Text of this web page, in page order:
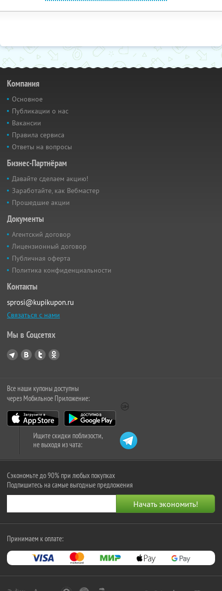
Компания
Основное
Публикации о нас
Вакансии
Правила сервиса
Ответы на вопросы
Бизнес-Партнёрам
Давайте сделаем акцию!
Заработайте, как Вебмастер
Прошедшие акции
Документы
Агентский договор
Лицензионный договор
Публичная оферта
Политика конфиденциальности
Контакты
sprosi@kupikupon.ru
Связаться с нами
Мы в Соцсетях
Все наши купоны доступны
через Мобильное Приложение:
Ищите скидки поблизости,
не выходя из чата:
Сэкономьте до 90% при любых покупках
Подпишитесь на самые выгодные предложения
Принимаем к оплате: